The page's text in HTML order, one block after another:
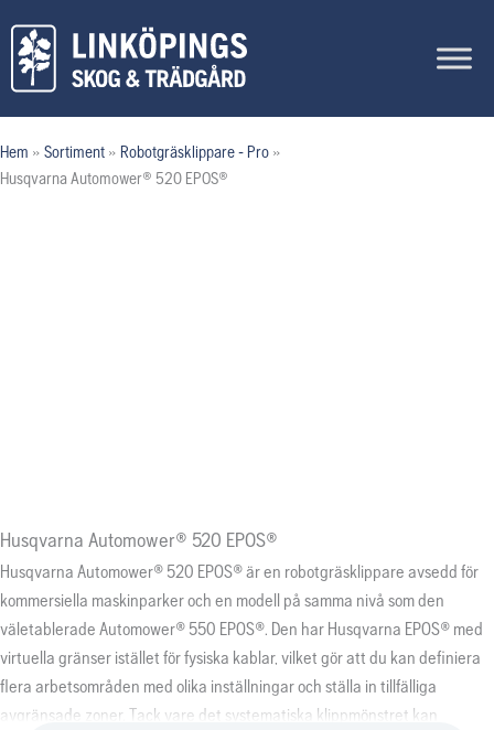
innehåll
Hem » Sortiment » Robotgräsklippare - Pro »
Husqvarna Automower® 520 EPOS®
Husqvarna Automower® 520 EPOS®
Husqvarna Automower® 520 EPOS® är en robotgräsklippare avsedd för
kommersiella maskinparker och en modell på samma nivå som den
väletablerade Automower® 550 EPOS®. Den har Husqvarna EPOS® med
virtuella gränser istället för fysiska kablar, vilket gör att du kan definiera
flera arbetsområden med olika inställningar och ställa in tillfälliga
avgränsade zoner. Tack vare det systematiska klippmönstret kan